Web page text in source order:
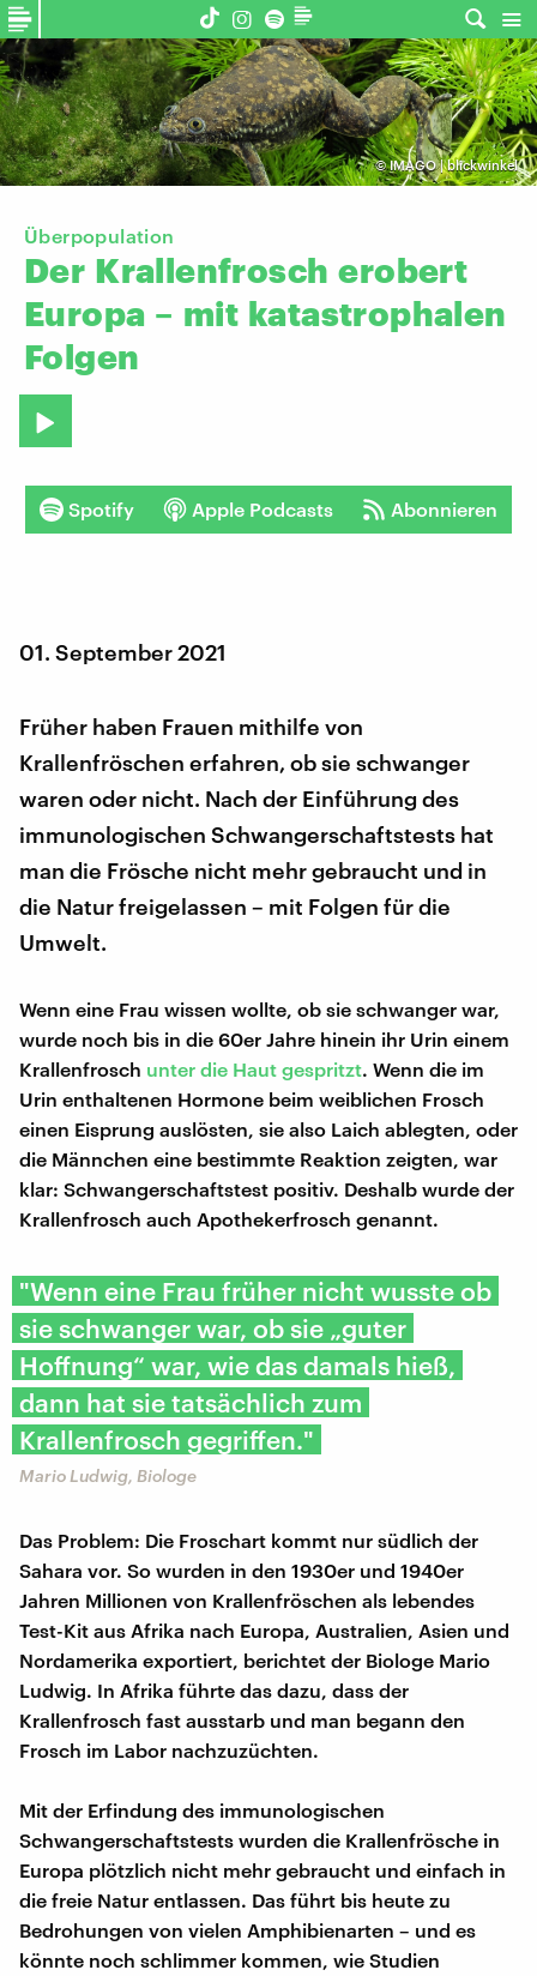
©IMAGO | blickwinkel
Überpopulation
Der Krallenfrosch erobert
Europa – mit katastrophalen
Folgen
Spotify Apple Podcasts Abonnieren
01. September 2021
Früher haben Frauen mithilfe von
Krallenfröschen erfahren, ob sie schwanger
waren oder nicht. Nach der Einführung des
immunologischen Schwangerschaftstests hat
man die Frösche nicht mehr gebraucht und in
die Natur freigelassen – mit Folgen für die
Umwelt.
Wenn eine Frau wissen wollte, ob sie schwanger war,
wurde noch bis in die 60er Jahre hinein ihr Urin einem
Krallenfrosch unter die Haut gespritzt. Wenn die im
Urin enthaltenen Hormone beim weiblichen Frosch
einen Eisprung auslösten, sie also Laich ablegten, oder
die Männchen eine bestimmte Reaktion zeigten, war
klar: Schwangerschaftstest positiv. Deshalb wurde der
Krallenfrosch auch Apothekerfrosch genannt.
"Wenn eine Frau früher nicht wusste ob
sie schwanger war, ob sie „guter
Hoffnung“ war, wie das damals hieß,
dann hat sie tatsächlich zum
Krallenfrosch gegriffen."
Mario Ludwig, Biologe
Das Problem: Die Froschart kommt nur südlich der
Sahara vor. So wurden in den 1930er und 1940er
Jahren Millionen von Krallenfröschen als lebendes
Test-Kit aus Afrika nach Europa, Australien, Asien und
Nordamerika exportiert, berichtet der Biologe Mario
Ludwig. In Afrika führte das dazu, dass der
Krallenfrosch fast ausstarb und man begann den
Frosch im Labor nachzuzüchten.
Mit der Erfindung des immunologischen
Schwangerschaftstests wurden die Krallenfrösche in
Europa plötzlich nicht mehr gebraucht und einfach in
die freie Natur entlassen. Das führt bis heute zu
Bedrohungen von vielen Amphibienarten – und es
könnte noch schlimmer kommen, wie Studien